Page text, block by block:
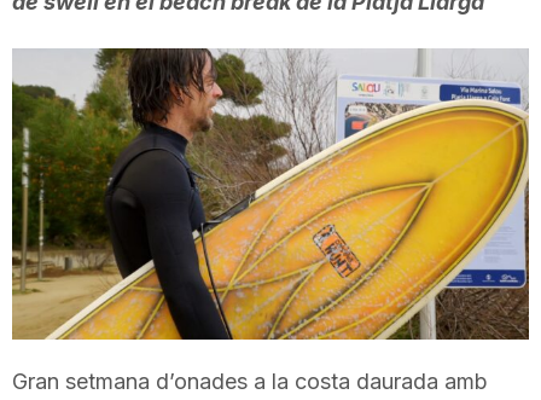
a
t
d
Gran setmana d’onades a la costa daurada amb